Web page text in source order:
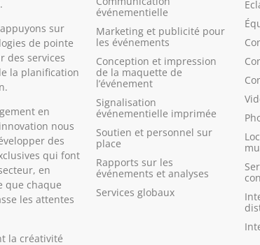
sur
de pointe
des services
la planification
en
nous
des
qui font
en
que chaque
les attentes
la créativité
événementielle
Marketing et publicité pour
les événements
Conception et impression
de la maquette de
l’événement
Signalisation
événementielle imprimée
Soutien et personnel sur
place
Rapports sur les
événements et analyses
Services globaux